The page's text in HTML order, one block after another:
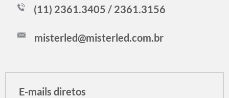
(11) 2361.3405 / 2361.3156
misterled@misterled.com.br
E-mails diretos